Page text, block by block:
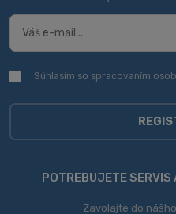
Súhlasím
spracovaním
Súhlasím so spracovaním
sa
nepodarilo
POTREBUJETE SERVIS
Zavolajte do